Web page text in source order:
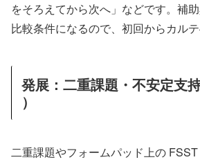
をそろえてから次へ」などです。補
比較条件になるので、初回からカルテ
発展：二重課題・不安定支
）
二重課題やフォームパッド上の